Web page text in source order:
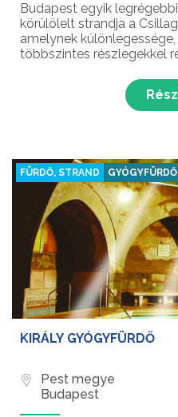
Budapest egyik
körülölelt strandja a
amelynek
többszintes részlegekkel
és csúszdák várják a
FÜRDŐ, STRAND GYÓGYFÜRDŐ
KIRÁLY GYÓGYFÜRDŐ
Pest megye
Budapest